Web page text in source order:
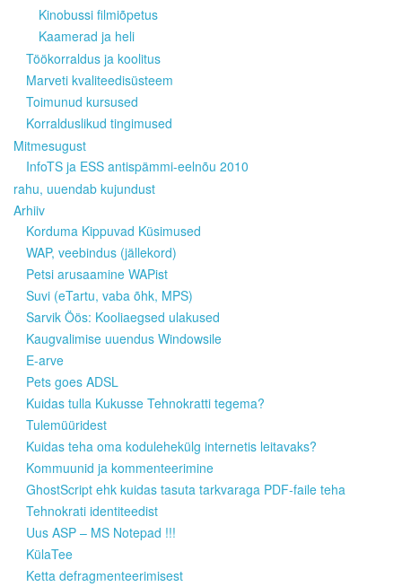
Kinobussi filmiõpetus
Kaamerad ja heli
Töökorraldus ja koolitus
Marveti kvaliteedisüsteem
Toimunud kursused
Korralduslikud tingimused
Mitmesugust
InfoTS ja ESS antispämmi-eelnõu 2010
rahu, uuendab kujundust
Arhiiv
Korduma Kippuvad Küsimused
WAP, veebindus (jällekord)
Petsi arusaamine WAPist
Suvi (eTartu, vaba õhk, MPS)
Sarvik Öös: Kooliaegsed ulakused
Kaugvalimise uuendus Windowsile
E-arve
Pets goes ADSL
Kuidas tulla Kukusse Tehnokratti tegema?
Tulemüüridest
Kuidas teha oma kodulehekülg internetis leitavaks?
Kommuunid ja kommenteerimine
GhostScript ehk kuidas tasuta tarkvaraga PDF-faile teha
Tehnokrati identiteedist
Uus ASP – MS Notepad !!!
KülaTee
Ketta defragmenteerimisest